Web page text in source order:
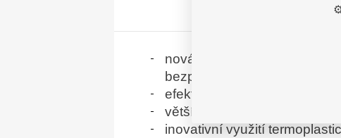
nová řada zpomalovacích
bezpečnost v obytných a
efektivní zámkový systém
větší reflexní plocha ve
inovativní využití